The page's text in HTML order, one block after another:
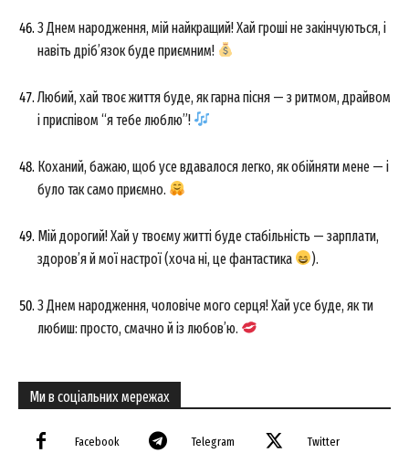
З Днем народження, мій найкращий! Хай гроші не закінчуються, і
навіть дріб’язок буде приємним!
Любий, хай твоє життя буде, як гарна пісня — з ритмом, драйвом
і приспівом “я тебе люблю”!
Коханий, бажаю, щоб усе вдавалося легко, як обійняти мене — і
було так само приємно.
Мій дорогий! Хай у твоєму житті буде стабільність — зарплати,
здоров’я й мої настрої (хоча ні, це фантастика
).
З Днем народження, чоловіче мого серця! Хай усе буде, як ти
любиш: просто, смачно й із любов’ю.
Ми в соціальних мережах
Facebook Telegram Twitter